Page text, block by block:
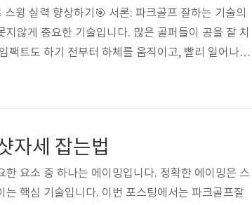
윙 실력 향상하기🎯 서론: 파크골프 잘하는 기술의
않게 중요한 기술입니다. 많은 골퍼들이 공을 잘 치
팩트도 하기 전부터 하체를 움직이고, 빨리 일어나는
된 에이밍에서 비롯됩니다. 오늘은 파크골프 잘하는
완벽..
자세 잡는법
요소 중 하나는 에이밍입니다. 정확한 에이밍은 스
핵심 기술입니다. 이번 포스팅에서는 파크골프잘